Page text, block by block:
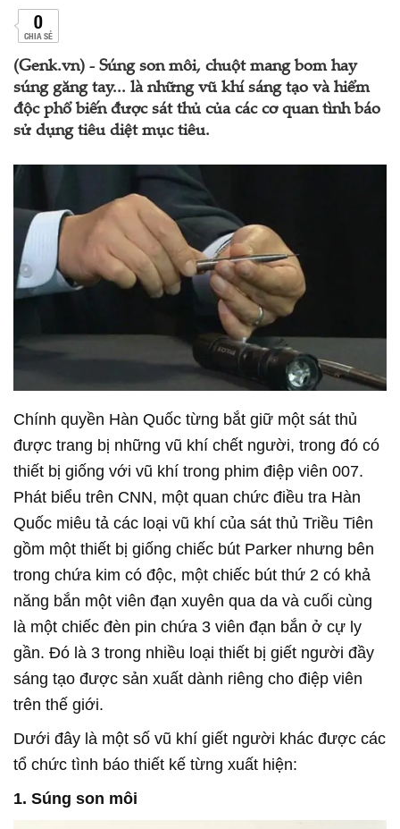
0
CHIA SẺ
(Genk.vn) - Súng son môi, chuột mang bom hay
súng găng tay... là những vũ khí sáng tạo và hiểm
độc phổ biến được sát thủ của các cơ quan tình báo
sử dụng tiêu diệt mục tiêu.
Chính quyền Hàn Quốc từng bắt giữ một sát thủ
được trang bị những vũ khí chết người, trong đó có
thiết bị giống với vũ khí trong phim điệp viên 007.
Phát biểu trên CNN, một quan chức điều tra Hàn
Quốc miêu tả các loại vũ khí của sát thủ Triều Tiên
gồm một thiết bị giống chiếc bút Parker nhưng bên
trong chứa kim có độc, một chiếc bút thứ 2 có khả
năng bắn một viên đạn xuyên qua da và cuối cùng
là một chiếc đèn pin chứa 3 viên đạn bắn ở cự ly
gần. Đó là 3 trong nhiều loại thiết bị giết người đầy
sáng tạo được sản xuất dành riêng cho điệp viên
trên thế giới.
Dưới đây là một số vũ khí giết người khác được các
tổ chức tình báo thiết kế từng xuất hiện:
1. Súng son môi